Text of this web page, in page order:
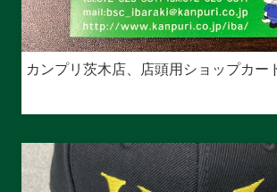
カンプリ茨木店、店頭用ショップカー